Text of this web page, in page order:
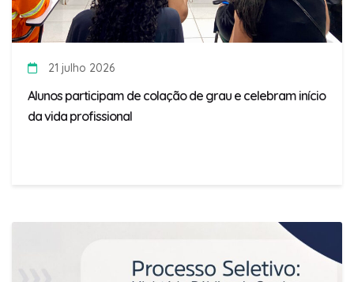
21 julho 2026
Alunos participam de colação de grau e celebram início
da vida profissional